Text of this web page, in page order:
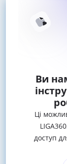
Ви
Ці
доступ